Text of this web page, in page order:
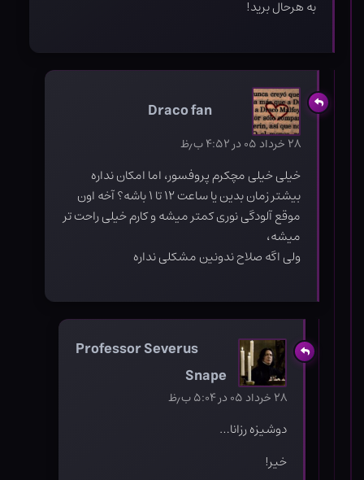
به هرحال برید!
Draco fan
۲۸ خرداد ۰۵ در ۴:۵۲ ب٫ظ
خیلی خیلی مچکرم پروفسور، اما امکان نداره
بیشتر زمان بدین یا ساعت ۱۲ تا ۱ باشه؟ آخه اون
موقع آلودگی نوری کمتر میشه و کارم خیلی راحت تر
میشه،
ولی اگه صلاح ندونین مشکلی نداره
Professor Severus
Snape
۲۸ خرداد ۰۵ در ۵:۰۴ ب٫ظ
دوشیزه رزانا…
خیر!